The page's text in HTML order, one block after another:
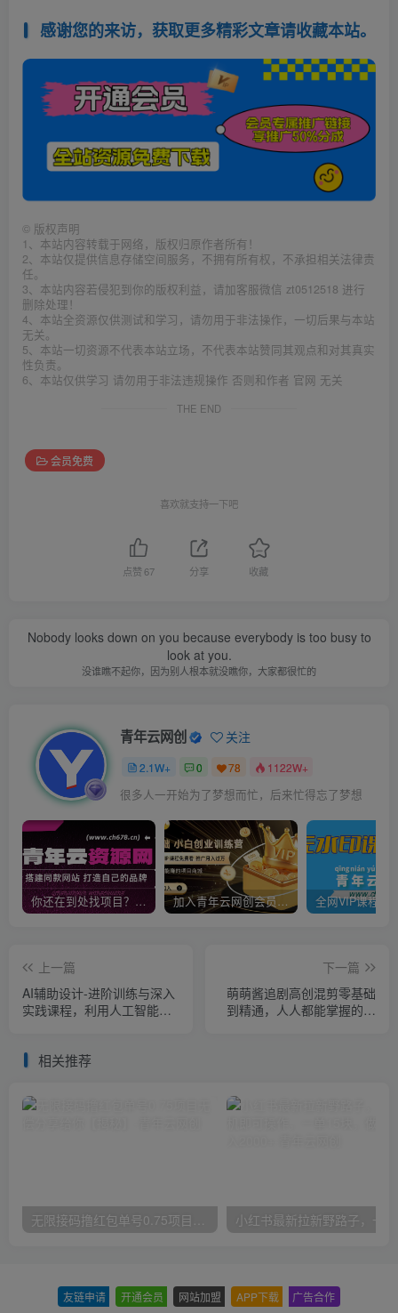
感谢您的来访，获取更多精彩文章请收藏本站。
© 版权声明
1、本站内容转载于网络，版权归原作者所有！
2、本站仅提供信息存储空间服务，不拥有所有权，不承担相关法律责
任。
3、本站内容若侵犯到你的版权利益，请加客服微信 zt0512518 进行
删除处理！
4、本站全资源仅供测试和学习，请勿用于非法操作，一切后果与本站
无关。
5、本站一切资源不代表本站立场，不代表本站赞同其观点和对其真实
性负责。
6、本站仅供学习 请勿用于非法违规操作 否则和作者 官网 无关
THE END
会员免费
喜欢就支持一下吧
点赞67 分享 收藏
Nobody looks down on you because everybody is too busy to
look at you.
没谁瞧不起你，因为别人根本就没瞧你，大家都很忙的
青年云网创 关注
2.1W+ 0 78 1122W+
很多人一开始为了梦想而忙，后来忙得忘了梦想
你还在到处找项目？还在当韭菜？我靠卖项目一个月收入5万+，曾经我也是个失败者。 加入青年云网创会员，全站资源免费学习。加入高级合伙人，推广日入1000+
上一篇
AI辅助设计-进阶训练与深入
实践课程，利用人工智能辅
下一篇
萌萌酱追剧高创混剪零基础
到精通，人人都能掌握的自
相关推荐
无限接码撸红包单号0.75项目无偿分享给你【揭秘】
友链申请 开通会员 网站加盟 APP下载 广告合作